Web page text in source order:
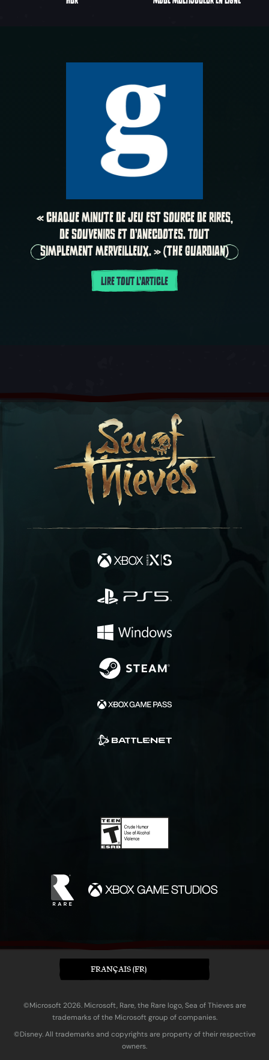
« CHAQUE MINUTE DE JEU EST SOURCE DE RIRES,
DE SOUVENIRS ET D'ANECDOTES. TOUT
SIMPLEMENT MERVEILLEUX. » (THE GUARDIAN)
LIRE TOUT L'ARTICLE
FRANÇAIS (FR)
©Microsoft 2026. Microsoft, Rare, the Rare logo, Sea of Thieves are
trademarks of the Microsoft group of companies.
©Disney. All trademarks and copyrights are property of their respective
owners.